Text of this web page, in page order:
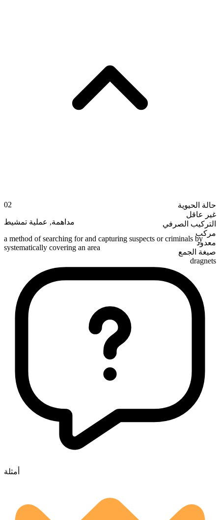
حالة الحيوية
غير عاقل
التركيب الصرفي
مركب
معدود
صيغة الجمع
dragnets
02
مداهمة, عملية تمشيط
a method of searching for and capturing suspects or criminals by
systematically covering an area
أمثلة